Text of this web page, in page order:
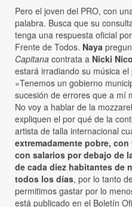
Pero el joven del PRO, con
palabra. Busca que su
tenga una respuesta oficial
Frente de Todos. Naya
Capitana contrata a Nicki
estará irradiando su música
«Tenemos un gobierno
sucesión de errores que a mí
No voy a hablar de la
expliquen el por qué de la
artista de talla internacional
extremadamente pobre,
con salarios por debajo de
de cada diez habitantes de
todos los días, por lo tanto
permitimos gastar por lo
está publicado en el Boletín